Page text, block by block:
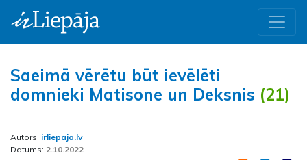
Saeimā vērētu būt ievēlēti
domnieki Matisone un Deksnis (21)
Autors: irliepaja.lv
Datums: 2.10.2022